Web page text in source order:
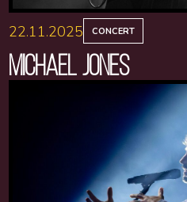
22.11.2025 CONCERT
MICHAEL JONES